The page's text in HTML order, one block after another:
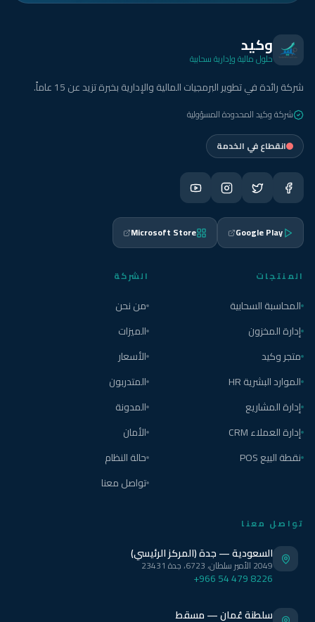
وكيد
حلول مالية وإدارية سحابية
شركة رائدة في تطوير البرمجيات المالية والإدارية بخبرة تزيد عن 15 عاماً.
شركة وكيد المحدودة المسؤولية
انقطاع في الخدمة
Google Play
Microsoft Store
المنتجات
المحاسبة السحابية
إدارة المخزون
متجر وكيد
الموارد البشرية HR
إدارة المشاريع
إدارة العملاء CRM
نقطة البيع POS
الشركة
من نحن
الميزات
الأسعار
المتدربون
المدونة
الأمان
حالة النظام
تواصل معنا
تواصل معنا
السعودية — جدة (المركز الرئيسي)
2049 الأمير سلطان، 6723، جدة 23431
+966 54 479 8226
سلطنة عُمان — مسقط